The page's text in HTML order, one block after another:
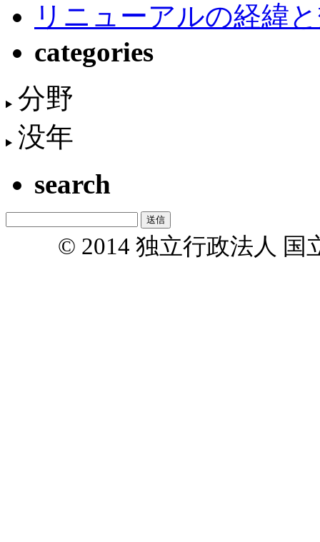
リニューアルの経緯
categories
分野
没年
search
© 2014 独立行政法人 国